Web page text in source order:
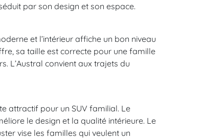
par son design et son espace.
et l’intérieur affiche un bon niveau
sa taille est correcte pour une famille
L’Austral convient aux trajets du
attractif pour un SUV familial. Le
le design et la qualité intérieure. Le
vise les familles qui veulent un